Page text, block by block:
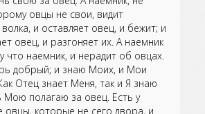
овцы не свои, видит
и оставляет овец, и бежит; и
овец, и разгоняет их. А наемник
что наемник, и нерадит об овцах.
добрый; и знаю Моих, и Мои
Отец знает Меня, так и Я знаю
Мою полагаю за овец. Есть у
овцы, которые не сего двора, и